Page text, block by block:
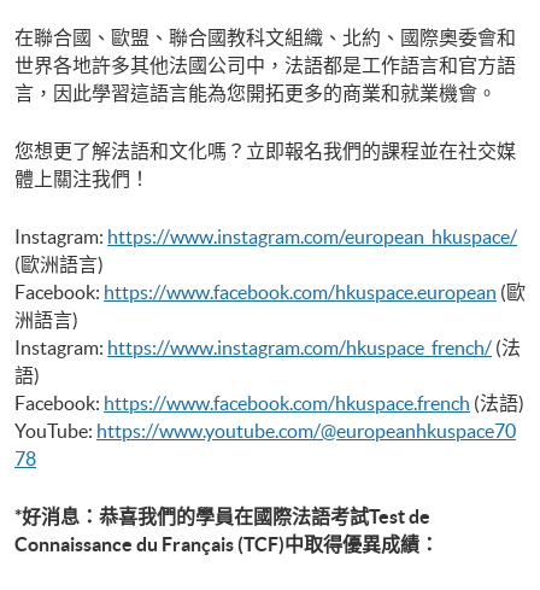
在聯合國、歐盟、聯合國教科文組織、北約、國際奧委會和
世界各地許多其他法國公司中，法語都是工作語言和官方語
言，因此學習這語言能為您開拓更多的商業和就業機會。
您想更了解法語和文化嗎？立即報名我們的課程並在社交媒
體上關注我們！
Instagram: https://www.instagram.com/european_hkuspace/
(歐洲語言)
Facebook: https://www.facebook.com/hkuspace.european (歐
洲語言)
Instagram: https://www.instagram.com/hkuspace_french/ (法
語)
Facebook: https://www.facebook.com/hkuspace.french (法語)
YouTube: https://www.youtube.com/@europeanhkuspace70
78
*好消息：恭喜我們的學員在國際法語考試Test de
Connaissance du Français (TCF)中取得優異成績：